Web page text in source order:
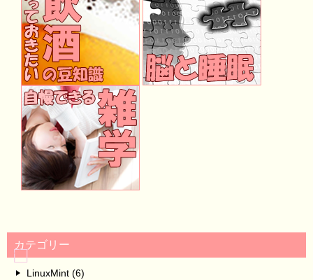
カテゴリー
LinuxMint (6)